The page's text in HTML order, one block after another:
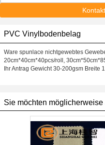
PVC Vinylbodenbelag
Ware spunlace nichtgewebtes
20cm*40cm*40pcs/roll,
Ihr Antrag Gewicht 30-200gsm Breite
Sie möchten möglicherweise